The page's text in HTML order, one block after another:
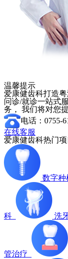
温馨提示
爱康健齿科打造
问诊/就诊一站式
务， 我们将对您
电话：0755-
在线客服
爱康健齿科热门项
数字种
科 洗
管治疗